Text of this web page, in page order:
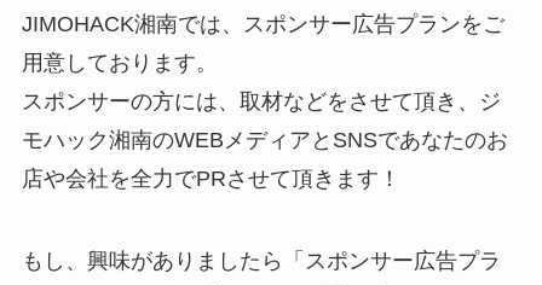
JIMOHACK湘南では、スポンサー広告プランをご
用意しております。
スポンサーの方には、取材などをさせて頂き、ジ
モハック湘南のWEBメディアとSNSであなたのお
店や会社を全力でPRさせて頂きます！
もし、興味がありましたら「スポンサー広告プラ